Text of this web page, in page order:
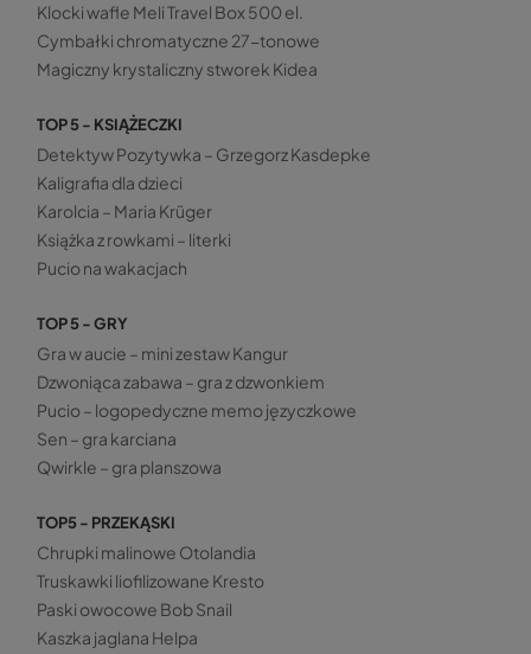
Klocki wafle Meli Travel Box 500 el.
Cymbałki chromatyczne 27-tonowe
Magiczny krystaliczny stworek Kidea
TOP 5 - KSIĄŻECZKI
Detektyw Pozytywka – Grzegorz Kasdepke
Kaligrafia dla dzieci
Karolcia – Maria Krüger
Książka z rowkami – literki
Pucio na wakacjach
TOP 5 - GRY
Gra w aucie – mini zestaw Kangur
Dzwoniąca zabawa – gra z dzwonkiem
Pucio – logopedyczne memo języczkowe
Sen – gra karciana
Qwirkle – gra planszowa
TOP5 - PRZEKĄSKI
Chrupki malinowe Otolandia
Truskawki liofilizowane Kresto
Paski owocowe Bob Snail
Kaszka jaglana Helpa